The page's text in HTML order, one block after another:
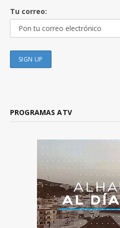
Tu correo:
PROGRAMAS ATV